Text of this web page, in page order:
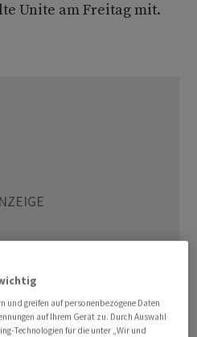
Unite am Freitag mit.
und greifen auf personenbezogene Daten
auf Ihrem Gerät zu. Durch Auswahl
Technologien für die unter „Wir und